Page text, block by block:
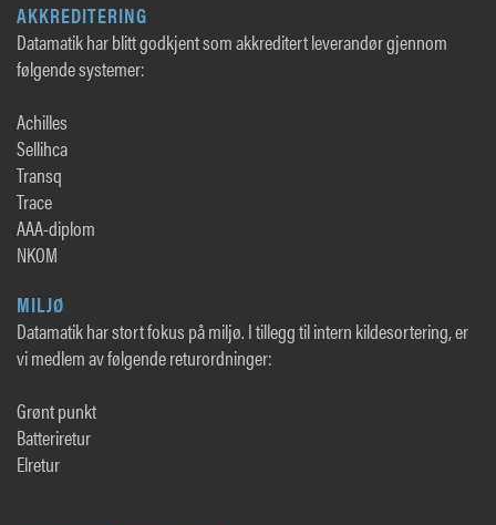
AKKREDITERING
Datamatik har blitt godkjent som akkreditert leverandør gjennom
følgende systemer:
Achilles
Sellihca
Transq
Trace
AAA-diplom
NKOM
MILJØ
Datamatik har stort fokus på miljø. I tillegg til intern kildesortering, er
vi medlem av følgende returordninger:
Grønt punkt
Batteriretur
Elretur